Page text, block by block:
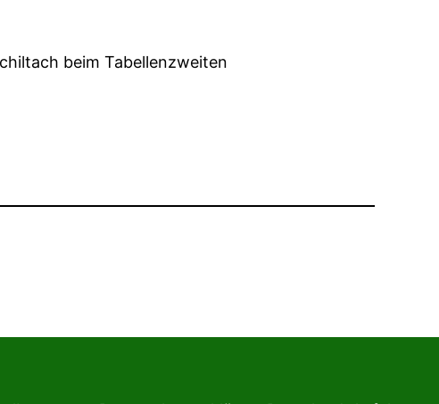
beim Tabellenzweiten